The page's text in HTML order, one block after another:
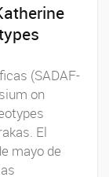
(SADAF-
on
El
mayo de